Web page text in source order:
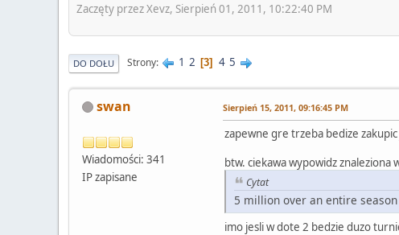
Zaczęty przez Xevz, Sierpień 01, 2011, 10:22:40 PM
DO DOŁU Strony 1 2 3 4 5
swan
Wiadomości: 341
IP zapisane
Sierpień 15, 2011, 09:16:45 PM
zapewne gre trzeba bedize
btw. ciekawa wypowidz znaleziona
Cytat
5 million over an entire
imo jesli w dote 2 bedzie duzo